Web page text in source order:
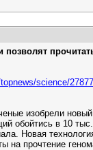
позволят
science/
изобрели
обойтись в 10
Новая
на прочтение